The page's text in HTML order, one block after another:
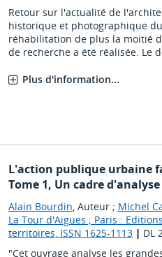
Retour sur l'actualité de
historique et photographique
réhabilitation de plus la moitié
de recherche a été réalisée. Le
Plus d'information...
L'action publique urbaine
Tome 1, Un cadre d'analyse
Alain Bourdin, Auteur ; Michel
La Tour d'Aigues ; Paris :
territoires, ISSN 1625-1113| DL
"Cet ouvrage analyse les